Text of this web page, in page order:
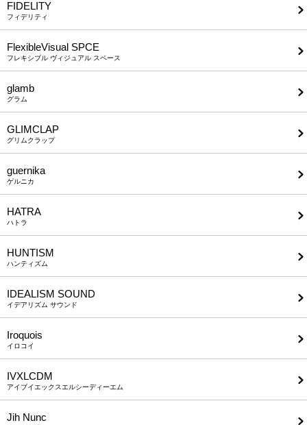
FIDELITY
フィデリティ
FlexibleVisual SPCE
フレキシブル ヴィジュアル スペース
glamb
グラム
GLIMCLAP
グリムクラップ
guernika
ゲルニカ
HATRA
ハトラ
HUNTISM
ハンティズム
IDEALISM SOUND
イデアリズム サウンド
Iroquois
イロコイ
IVXLCDM
アイブイエックスエルシーディーエム
Jih Nunc